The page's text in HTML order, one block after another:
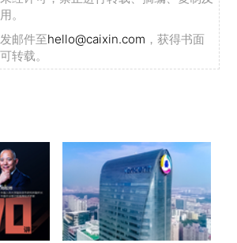
。
邮件至hello@caixin.com ，获得书面
转载。